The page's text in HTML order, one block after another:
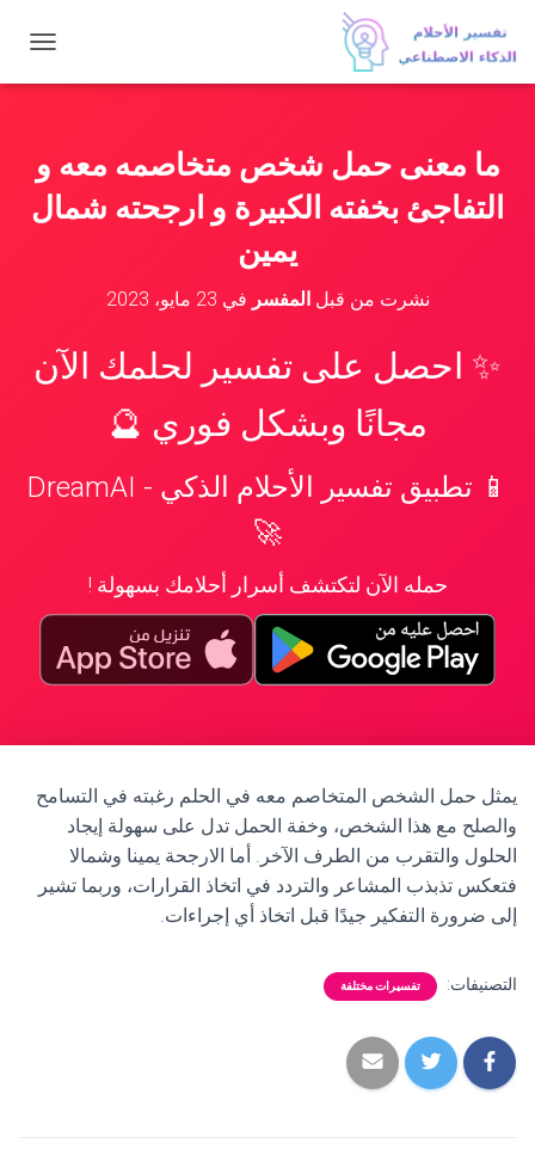
ب
ا
ت
ما معنى حمل شخص متخاصمه معه و
التفاجئ بخفته الكبيرة و ارجحته شمال
يمين
نشرت من قبلالمفسر في 23 مايو، 2023
✨ احصل على تفسير لحلمك الآن
مجانًا وبشكل فوري 🔮
📱 تطبيق تفسير الأحلام الذكي - DreamAI
🚀
حمله الآن لتكتشف أسرار أحلامك بسهولة !
يمثل حمل الشخص المتخاصم معه في الحلم رغبته في التسامح
والصلح مع هذا الشخص، وخفة الحمل تدل على سهولة إيجاد
الحلول والتقرب من الطرف الآخر. أما الارجحة يمينا وشمالا
فتعكس تذبذب المشاعر والتردد في اتخاذ القرارات، وربما تشير
إلى ضرورة التفكير جيدًا قبل اتخاذ أي إجراءات.
التصنيفات: تفسيرات مختلفة